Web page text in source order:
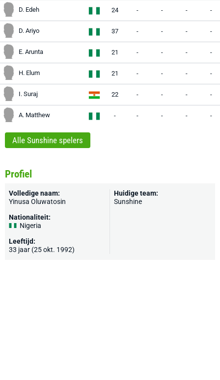
D. Edeh 24 - - - -
D. Ariyo 37 - - - -
E. Arunta 21 - - - -
H. Elum 21 - - - -
I. Suraj 22 - - - -
A. Matthew - - - - -
Alle Sunshine spelers
Profiel
Volledige naam:
Yinusa Oluwatosin
Nationaliteit:
Nigeria
Leeftijd:
33 jaar (25 okt. 1992)
Huidige team:
Sunshine